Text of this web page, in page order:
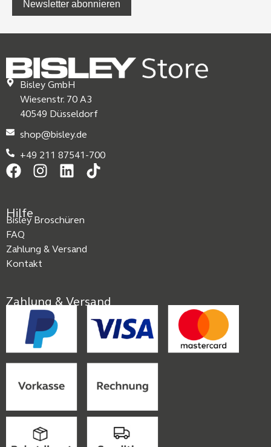
Newsletter abonnieren
Bisley GmbH
Wiesenstr. 70 A3
40549 Düsseldorf
shop@bisley.de
+49 211 87541-700
Hilfe
Bisley Broschüren
FAQ
Zahlung & Versand
Kontakt
Zahlung & Versand